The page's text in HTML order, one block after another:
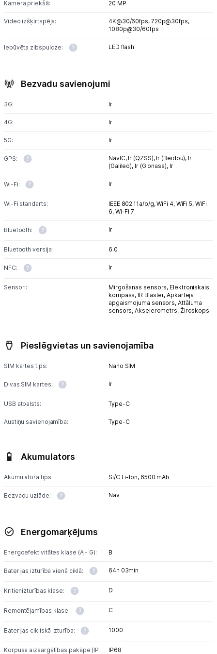
Kamera priekšā: 20 MP
Video izšķirtspēja: 4K@30/60fps, 720p@30fps,
1080p@30/60fps
Iebūvēta zibspuldze: LED flash
Bezvadu savienojumi
3G: Ir
4G: Ir
5G: Ir
GPS: NavIC, Ir (QZSS), Ir (Beidou), Ir
(Galileo), Ir (Glonass), Ir
Wi-Fi: Ir
Wi-Fi standarts: IEEE 802.11a/b/g,WiFi 4, WiFi 5, WiFi
6, Wi-Fi 7
Bluetooth: Ir
Bluetooth versija: 6.0
NFC: Ir
Sensori: Mirgošanas sensors, Elektroniskais
kompass, IR Blaster,Apkārtējā
apgaismojuma sensors,Attāluma
sensors,Akselerometrs, Žiroskops
Pieslēgvietas un savienojamība
SIM kartes tips: Nano SIM
Divas SIM kartes: Ir
USB atbalsts: Type-C
Austiņu savienojamība: Type-C
Akumulators
Akumulatora tips: Si/C Li-Ion, 6500 mAh
Bezvadu uzlāde: Nav
Energomarķējums
Energoefektivitātes klase (A - G): B
Baterijas izturība vienā ciklā: 64h 03min
Kritienizturības klase: D
Remontējamības klase: C
Baterijas cikliskā izturība: 1000
Korpusa aizsargātības pakāpe (IP
IP68